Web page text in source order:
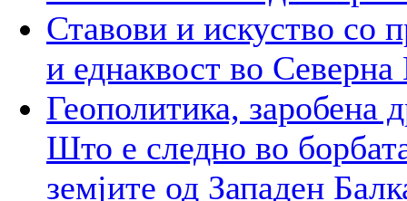
Ставови и искуство со
и еднаквост во
Геополитика, заробена
Што е следно во
земјите од Западен